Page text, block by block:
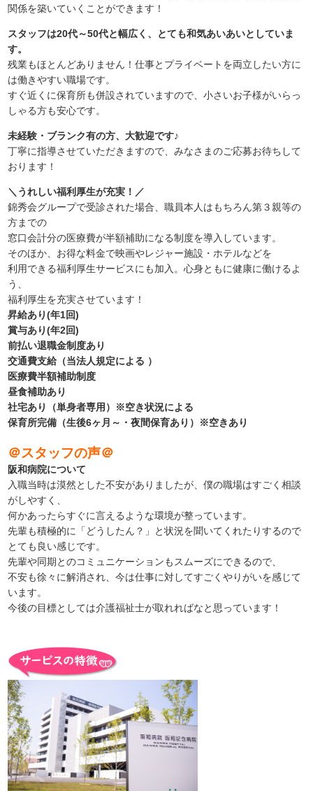
関係を築いていくことができます！
スタッフは20代～50代と幅広く、とても和気あいあいとしていま
す。
残業もほとんどありません！仕事とプライベートを両立したい方に
は働きやすい職場です。
すぐ近くに保育所も併設されていますので、小さいお子様がいらっ
しゃる方も安心です。
未経験・ブランク有の方、大歓迎です♪
丁寧に指導させていただきますので、みなさまのご応募お待ちして
おります！
＼うれしい福利厚生が充実！／
錦秀会グループで受診された場合、職員本人はもちろん第３親等の
方までの
窓口会計分の医療費が半額補助になる制度を導入しています。
そのほか、お得な料金で映画やレジャー施設・ホテルなどを
利用できる福利厚生サービスにも加入。心身ともに健康に働けるよ
う、
福利厚生を充実させています！
昇給あり(年1回)
賞与あり(年2回)
前払い退職金制度あり
交通費支給（当法人規定による ）
医療費半額補助制度
昼食補助あり
社宅あり（単身者専用）※空き状況による
保育所完備（生後6ヶ月～・夜間保育あり）※空きあり
＠スタッフの声＠
阪和病院について
入職当時は漠然とした不安がありましたが、僕の職場はすごく相談
がしやすく、
何かあったらすぐに言えるような環境が整っています。
先輩も積極的に「どうしたん？」と状況を聞いてくれたりするので
とても良い感じです。
先輩や同期とのコミュニケーションもスムーズにできるので、
不安も徐々に解消され、今は仕事に対してすごくやりがいを感じて
います。
今後の目標としては介護福祉士が取れればなと思っています！